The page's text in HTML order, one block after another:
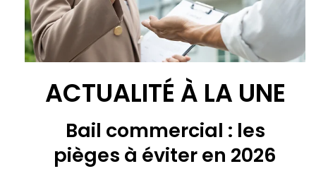
ACTUALITÉ À LA UNE
Bail commercial : les
pièges à éviter en 2026